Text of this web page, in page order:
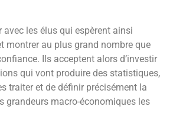
avec les élus qui espèrent ainsi
montrer au plus grand nombre que
Ils acceptent alors d’investir
qui vont produire des statistiques,
traiter et de définir précisément la
grandeurs macro-économiques les